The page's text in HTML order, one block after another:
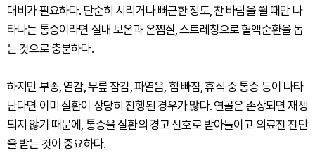
대비가 필요하다. 단순히 시리거나 뻐근한 정도, 찬 바람을 쐴 때만 나
타나는 통증이라면 실내 보온과 온찜질, 스트레칭으로 혈액순환을 돕
는 것으로 충분하다.
하지만 부종, 열감, 무릎 잠김, 파열음, 힘 빠짐, 휴식 중 통증 등이 나타
난다면 이미 질환이 상당히 진행된 경우가 많다. 연골은 손상되면 재생
되지 않기 때문에, 통증을 질환의 경고 신호로 받아들이고 의료진 진단
을 받는 것이 중요하다.